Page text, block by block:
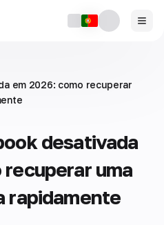
em 2026: como recuperar
desativada
uma
rapidamente